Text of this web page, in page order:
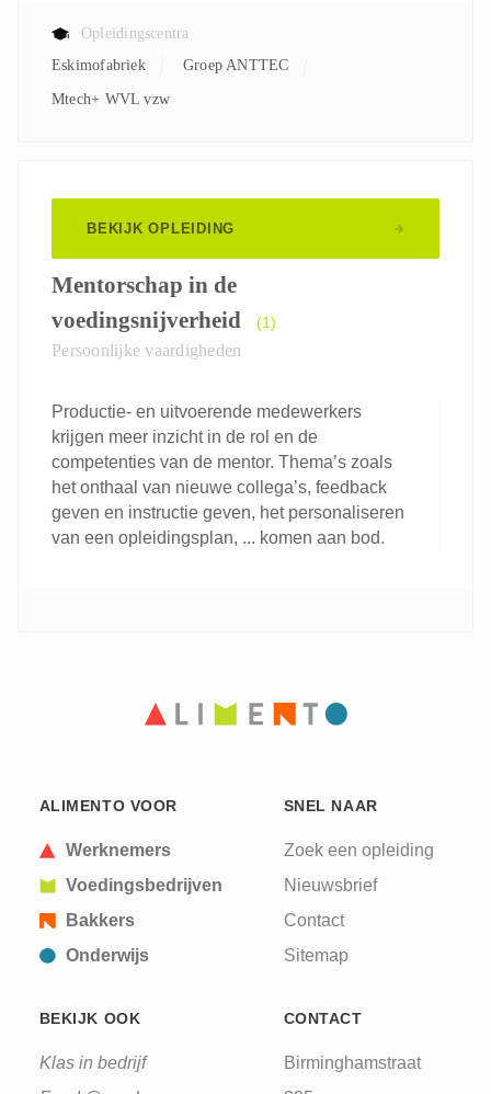
Opleidingscentra
Eskimofabriek
Groep ANTTEC
Mtech+ WVL vzw
BEKIJK OPLEIDING
Mentorschap in de
voedingsnijverheid
(1)
Persoonlijke vaardigheden
Productie- en uitvoerende medewerkers
krijgen meer inzicht in de rol en de
competenties van de mentor. Thema’s zoals
het onthaal van nieuwe collega’s, feedback
geven en instructie geven, het personaliseren
van een opleidingsplan, ... komen aan bod.
ALIMENTO VOOR
Werknemers
Voedingsbedrijven
Bakkers
Onderwijs
SNEL NAAR
Zoek een opleiding
Nieuwsbrief
Contact
Sitemap
BEKIJK OOK
Klas in bedrijf
CONTACT
Birminghamstraat